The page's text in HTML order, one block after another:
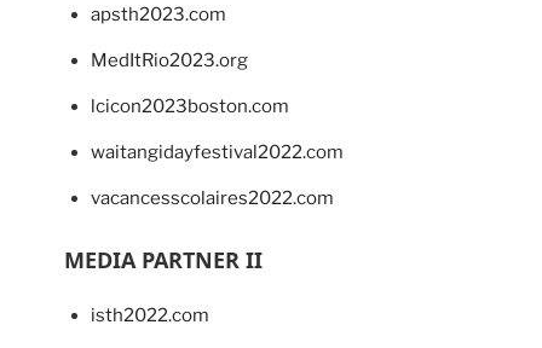
apsth2023.com
MedItRio2023.org
lcicon2023boston.com
waitangidayfestival2022.com
vacancesscolaires2022.com
MEDIA PARTNER II
isth2022.com